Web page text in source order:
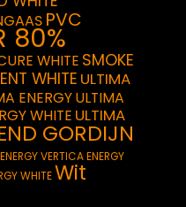
PVC
80%
WHITE SMOKE
WHITE ULTIMA
ENERGYULTIMA
WHITE ULTIMA
GORDIJN
VERTICA ENERGY
WHITEWit